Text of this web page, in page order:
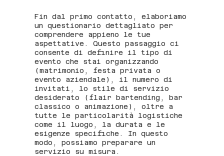
Fin dal primo contatto, elaboriamo
un questionario dettagliato per
comprendere appieno le tue
aspettative. Questo passaggio ci
consente di definire il tipo di
evento che stai organizzando
(matrimonio, festa privata o
evento aziendale), il numero di
invitati, lo stile di servizio
desiderato (flair bartending, bar
classico o animazione), oltre a
tutte le particolarità logistiche
come il luogo, la durata e le
esigenze specifiche. In questo
modo, possiamo preparare un
servizio su misura.